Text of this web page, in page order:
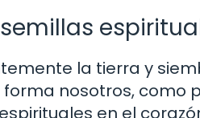
la tierra y
nosotros, como
en el